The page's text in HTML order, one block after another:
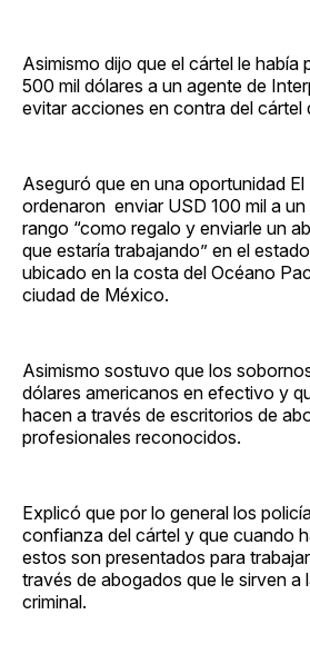
Asimismo dijo que el cártel le había
500 mil dólares a un agente de
evitar acciones en contra del cártel
Aseguró que en una oportunidad
ordenaron enviar USD 100 mil a un
rango “como regalo y enviarle un
que estaría trabajando” en el
ubicado en la costa del Océano
ciudad de México.
Asimismo sostuvo que los
dólares americanos en efectivo y
hacen a través de escritorios de
profesionales reconocidos.
Explicó que por lo general los
confianza del cártel y que cuando
estos son presentados para
través de abogados que le sirven a
criminal.